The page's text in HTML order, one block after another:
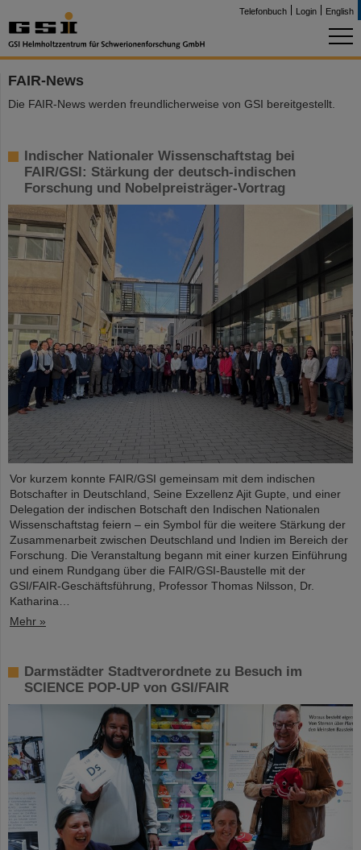
Telefonbuch Login English
FAIR-News
Die FAIR-News werden freundlicherweise von GSI bereitgestellt.
Indischer Nationaler Wissenschaftstag bei
FAIR/GSI: Stärkung der deutsch-indischen
Forschung und Nobelpreisträger-Vortrag
Vor kurzem konnte FAIR/GSI gemeinsam mit dem indischen
Botschafter in Deutschland, Seine Exzellenz Ajit Gupte, und einer
Delegation der indischen Botschaft den Indischen Nationalen
Wissenschaftstag feiern – ein Symbol für die weitere Stärkung der
Zusammenarbeit zwischen Deutschland und Indien im Bereich der
Forschung. Die Veranstaltung begann mit einer kurzen Einführung
und einem Rundgang über die FAIR/GSI-Baustelle mit der
GSI/FAIR-Geschäftsführung, Professor Thomas Nilsson, Dr.
Katharina…
Mehr »
Darmstädter Stadtverordnete zu Besuch im
SCIENCE POP-UP von GSI/FAIR